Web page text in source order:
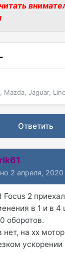
читать
Mazda, Jaguar,
Ответить
2 апреля, 2020
Focus 2
в 1 и в
оборотов.
нет, на хх